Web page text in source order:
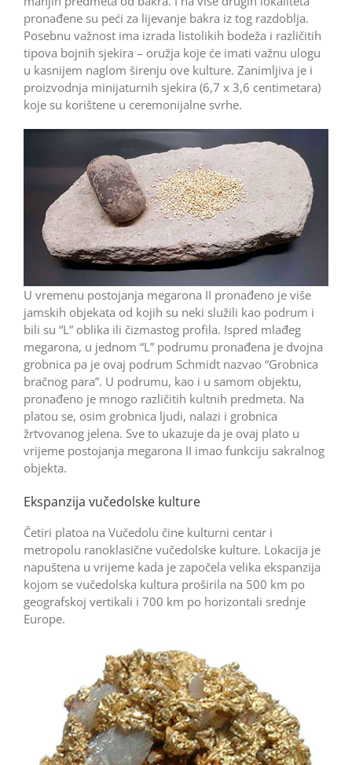
pronađene su peći za lijevanje bakra iz tog razdoblja.
Posebnu važnost ima izrada listolikih bodeža i različitih
tipova bojnih sjekira – oružja koje će imati važnu ulogu
u kasnijem naglom širenju ove kulture. Zanimljiva je i
proizvodnja minijaturnih sjekira (6,7 x 3,6 centimetara)
koje su korištene u ceremonijalne svrhe.
U vremenu postojanja megarona II pronađeno je više
jamskih objekata od kojih su neki služili kao podrum i
bili su “L” oblika ili čizmastog profila. Ispred mlađeg
megarona, u jednom “L” podrumu pronađena je dvojna
grobnica pa je ovaj podrum Schmidt nazvao “Grobnica
bračnog para”. U podrumu, kao i u samom objektu,
pronađeno je mnogo različitih kultnih predmeta. Na
platou se, osim grobnica ljudi, nalazi i grobnica
žrtvovanog jelena. Sve to ukazuje da je ovaj plato u
vrijeme postojanja megarona II imao funkciju sakralnog
objekta.
Ekspanzija vučedolske kulture
Četiri platoa na Vučedolu čine kulturni centar i
metropolu ranoklasične vučedolske kulture. Lokacija je
napuštena u ­vrijeme kada je započela velika ekspanzija
kojom se vučedolska kultura proširila na 500 km po
geografskoj vertikali i 700 km po horizontali srednje
Europe.